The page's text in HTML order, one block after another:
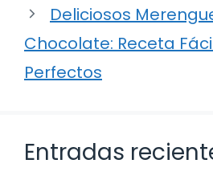
Deliciosos
Chocolate: Receta
Perfectos
Entradas